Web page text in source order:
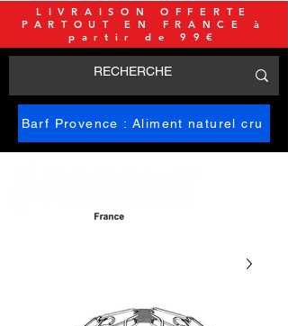
Barf Provence : Aliment naturel cru
LIVRAISON OFFERTE
PARTOUT EN FRANCE à
partir de 99€